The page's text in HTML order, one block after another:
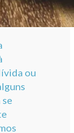
ou